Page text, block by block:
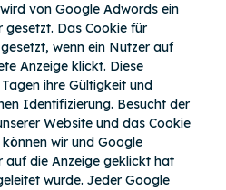
von Google Adwords ein
Das Cookie für
wenn ein Nutzer auf
Anzeige klickt. Diese
ihre Gültigkeit und
Identifizierung. Besucht der
Website und das Cookie
wir und Google
auf die Anzeige geklickt hat
wurde. Jeder Google